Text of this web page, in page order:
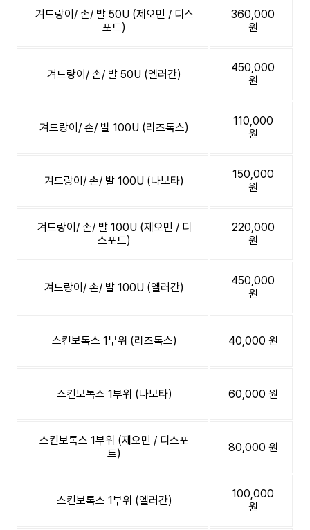
겨드랑이/ 손/ 발 50U (제오민 / 디스
포트)
360,000
원
겨드랑이/ 손/ 발 50U (엘러간)
450,000
원
겨드랑이/ 손/ 발 100U (리즈톡스)
110,000
원
겨드랑이/ 손/ 발 100U (나보타)
150,000
원
겨드랑이/ 손/ 발 100U (제오민 / 디
스포트)
220,000
원
겨드랑이/ 손/ 발 100U (엘러간)
450,000
원
스킨보톡스 1부위 (리즈톡스) 40,000 원
스킨보톡스 1부위 (나보타) 60,000 원
스킨보톡스 1부위 (제오민 / 디스포
트)
80,000 원
스킨보톡스 1부위 (엘러간)
100,000
원